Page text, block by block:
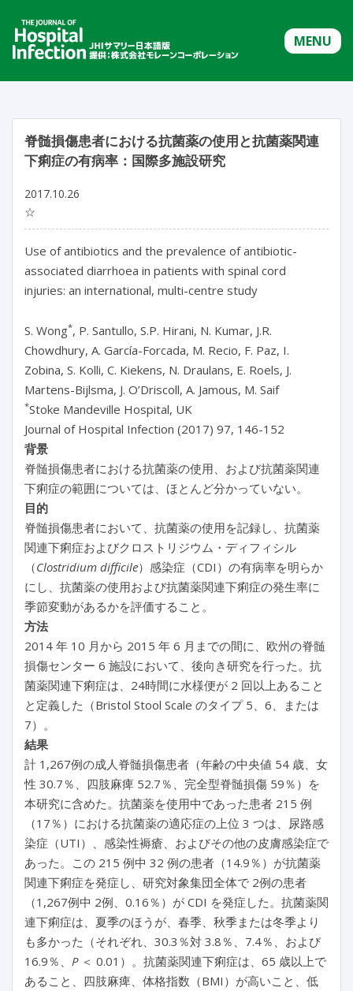
MENU
脊髄損傷患者における抗菌薬の使用と抗菌薬関連
下痢症の有病率：国際多施設研究
2017.10.26
☆
Use of antibiotics and the prevalence of antibiotic-
associated diarrhoea in patients with spinal cord
injuries: an international, multi-centre study
S. Wong*, P. Santullo, S.P. Hirani, N. Kumar, J.R.
Chowdhury, A. García-Forcada, M. Recio, F. Paz, I.
Zobina, S. Kolli, C. Kiekens, N. Draulans, E. Roels, J.
Martens-Bijlsma, J. O’Driscoll, A. Jamous, M. Saif
*Stoke Mandeville Hospital, UK
Journal of Hospital Infection (2017) 97, 146-152
背景
脊髄損傷患者における抗菌薬の使用、および抗菌薬関連
下痢症の範囲については、ほとんど分かっていない。
目的
脊髄損傷患者において、抗菌薬の使用を記録し、抗菌薬
関連下痢症およびクロストリジウム・ディフィシル
（Clostridium difficile）感染症（CDI）の有病率を明らか
にし、抗菌薬の使用および抗菌薬関連下痢症の発生率に
季節変動があるかを評価すること。
方法
2014 年 10 月から 2015 年 6 月までの間に、欧州の脊髄
損傷センター 6 施設において、後向き研究を行った。抗
菌薬関連下痢症は、24時間に水様便が 2 回以上あること
と定義した（Bristol Stool Scale のタイプ 5、6、または
7）。
結果
計 1,267例の成人脊髄損傷患者（年齢の中央値 54 歳、女
性 30.7％、四肢麻痺 52.7％、完全型脊髄損傷 59％）を
本研究に含めた。抗菌薬を使用中であった患者 215 例
（17％）における抗菌薬の適応症の上位 3 つは、尿路感
染症（UTI）、感染性褥瘡、およびその他の皮膚感染症で
あった。この 215 例中 32 例の患者（14.9％）が抗菌薬
関連下痢症を発症し、研究対象集団全体で 2例の患者
（1,267例中 2例、0.16％）が CDI を発症した。抗菌薬関
連下痢症は、夏季のほうが、春季、秋季または冬季より
も多かった（それぞれ、30.3％対 3.8％、7.4％、および
16.9％、 P＜ 0.01）。抗菌薬関連下痢症は、65 歳以上で
あること、四肢麻痺、体格指数（BMI）が高いこと、低